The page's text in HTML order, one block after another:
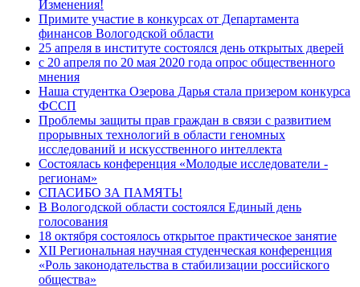
Изменения!
Примите участие в конкурсах от Департамента
финансов Вологодской области
25 апреля в институте состоялся день открытых дверей
с 20 апреля по 20 мая 2020 года опрос общественного
мнения
Наша студентка Озерова Дарья стала призером конкурса
ФССП
Проблемы защиты прав граждан в связи с развитием
прорывных технологий в области геномных
исследований и искусственного интеллекта
Состоялась конференция «Молодые исследователи -
регионам»
СПАСИБО ЗА ПАМЯТЬ!
В Вологодской области состоялся Единый день
голосования
18 октября состоялось открытое практическое занятие
XII Региональная научная студенческая конференция
«Роль законодательства в стабилизации российского
общества»